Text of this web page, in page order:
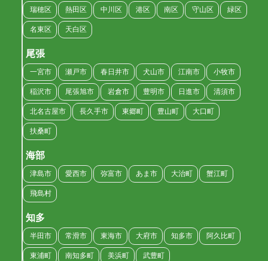
瑞穂区 熱田区 中川区 港区 南区 守山区 緑区
名東区 天白区
尾張
一宮市 瀬戸市 春日井市 犬山市 江南市 小牧市
稲沢市 尾張旭市 岩倉市 豊明市 日進市 清須市
北名古屋市 長久手市 東郷町 豊山町 大口町
扶桑町
海部
津島市 愛西市 弥富市 あま市 大治町 蟹江町
飛島村
知多
半田市 常滑市 東海市 大府市 知多市 阿久比町
東浦町 南知多町 美浜町 武豊町